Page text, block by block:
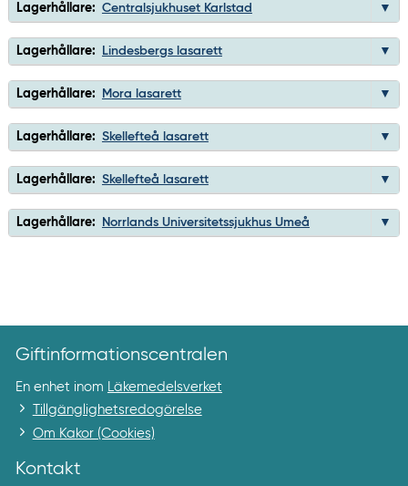
Lagerhållare: Centralsjukhuset Karlstad
Lagerhållare: Lindesbergs lasarett
Lagerhållare: Mora lasarett
Lagerhållare: Skellefteå lasarett
Lagerhållare: Skellefteå lasarett
Lagerhållare: Norrlands Universitetssjukhus Umeå
Giftinformationscentralen
En enhet inom
Läkemedelsverket
Tillgänglighetsredogörelse
Om Kakor (Cookies)
Kontakt